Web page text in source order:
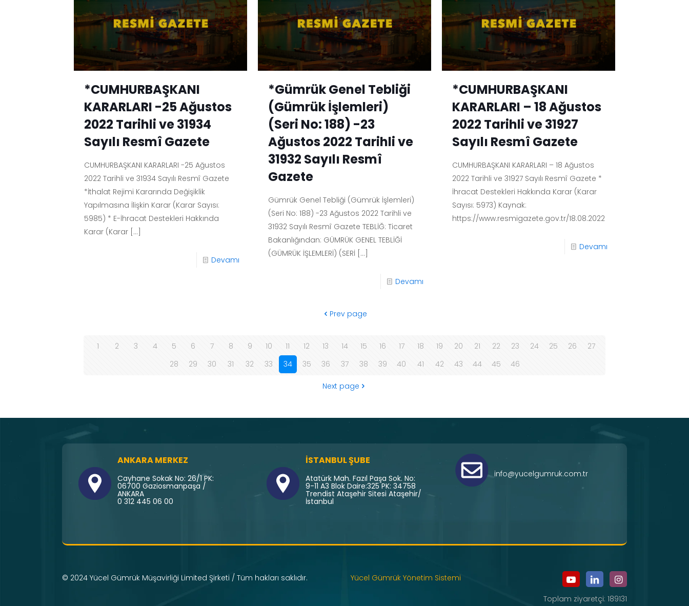
*CUMHURBAŞKANI
KARARLARI -25 Ağustos
2022 Tarihli ve 31934
Sayılı Resmî Gazete
CUMHURBAŞKANI KARARLARI -25 Ağustos
2022 Tarihli ve 31934 Sayılı Resmî Gazete
*İthalat Rejimi Kararında Değişiklik
Yapılmasına İlişkin Karar (Karar Sayısı:
5985) * E-İhracat Destekleri Hakkında
Karar (Karar[…]
Devamı
*Gümrük Genel Tebliği
(Gümrük İşlemleri)
(Seri No: 188) -23
Ağustos 2022 Tarihli ve
31932 Sayılı Resmî
Gazete
Gümrük Genel Tebliği (Gümrük İşlemleri)
(Seri No: 188) -23 Ağustos 2022 Tarihli ve
31932 Sayılı Resmî Gazete TEBLİĞ: Ticaret
Bakanlığından: GÜMRÜK GENEL TEBLİĞİ
(GÜMRÜK İŞLEMLERİ) (SERİ […]
Devamı
*CUMHURBAŞKANI
KARARLARI – 18 Ağustos
2022 Tarihli ve 31927
Sayılı Resmî Gazete
CUMHURBAŞKANI KARARLARI – 18 Ağustos
2022 Tarihli ve 31927 Sayılı Resmî Gazete *
İhracat Destekleri Hakkında Karar (Karar
Sayısı: 5973) Kaynak:
https://www.resmigazete.gov.tr/18.08.2022
Devamı
Prev page
1 2 3 4 5 6 7 8 9 10 11 12 13 14 15 16 17 18 19 20 21 22 23 24 25 26
27
28
29 30 31 32 33 34 35 36 37 38 39 40 41 42 43 44 45 46
Next page
ANKARA MERKEZ
Cayhane Sokak No: 26/1 PK:
06700 Gaziosmanpaşa /
ANKARA
0 312 445 06 00
İSTANBUL ŞUBE
Atatürk Mah. Fazıl Paşa Sok. No:
9-11 A3 Blok Daire:325 PK: 34758
Trendist Ataşehir Sitesi Ataşehir/
İstanbul
info@yucelgumruk.com.tr
© 2024 Yücel Gümrük Müşavirliği Limited Şirketi / Tüm hakları saklıdır. Yücel Gümrük Yönetim Sistemi
Toplam ziyaretçi: 189131